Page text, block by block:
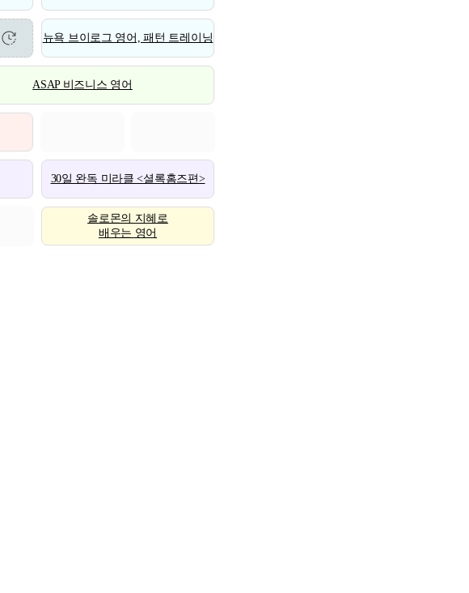
뉴욕 브이로그 영어, 패턴 트레이닝
ASAP 비즈니스 영어
30일 완독 미라클 <셜록홈즈편>
솔로몬의 지혜로
배우는 영어